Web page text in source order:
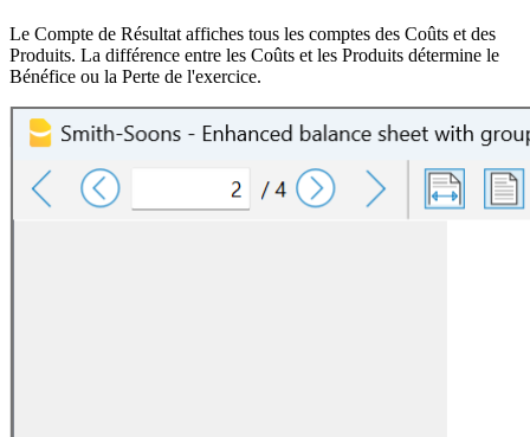
Le Compte de Résultat affiches tous les comptes des Coûts et des
Produits. La différence entre les Coûts et les Produits détermine le
Bénéfice ou la Perte de l'exercice.